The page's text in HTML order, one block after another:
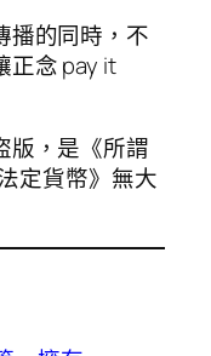
播的同時，不
正念 pay it
版，是《所謂
定貨幣》無大